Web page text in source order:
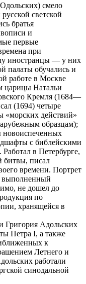
смело
светской
братья
и
первые
при
иностранцы — у них
палаты обучались и
работе в Москве
царицы Натальи
Кремля (1684—
(1694) четыре
«морских действий»
образцам);
новоиспеченных
с библейскими
в Петербурге,
битвы, писал
времени. Портрет
выполненный
не дошел до
по
хранящейся в
Григория Адольских
Петра I, а также
к
Летнего и
работали
синодальной